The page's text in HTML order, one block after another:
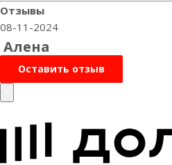
Отзывы
08-11-2024
Алена
Оставить отзыв